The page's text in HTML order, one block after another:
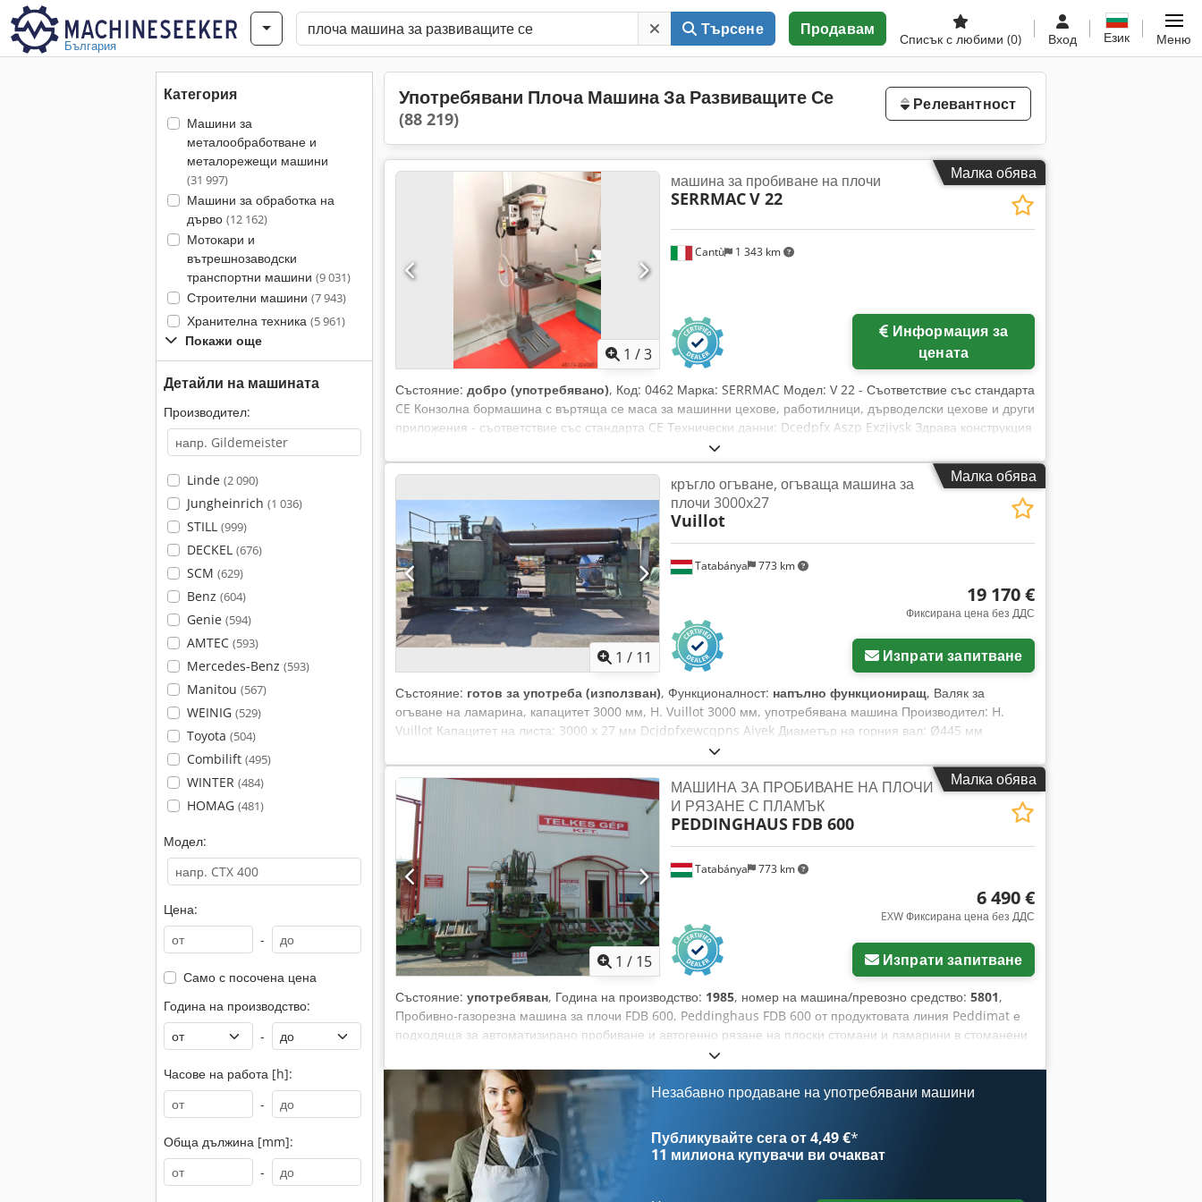
България
Търсене Продавам
Списък с любими (0) Вход Език Меню
Категория
Машини за
металообработване и
металорежещи машини
(31 997)
Машини за обработка на
дърво (12 162)
Мотокари и
вътрешнозаводски
транспортни машини (9 031)
Строителни машини (7 943)
Хранителна техника (5 961)
Покажи още
Детайли на машината
Производител:
Linde (2 090)
Jungheinrich (1 036)
STILL (999)
DECKEL (676)
SCM (629)
Benz (604)
Genie (594)
AMTEC (593)
Mercedes-Benz (593)
Manitou (567)
WEINIG (529)
Toyota (504)
Combilift (495)
WINTER (484)
HOMAG (481)
Модел:
Цена:
-
Само с посочена цена
Година на производство:
-
Часове на работа [h]:
-
Обща дължина [mm]:
-
Употребявани Плоча Машина За Развиващите Се
(88 219)
Релевантност
Малка обява
1 /3
Cantù 1 343 km
машина за пробиване на плочи
SERRMACV 22
цената
Състояние: добро (употребявано), Код: 0462 Марка: SERRMAC Модел: V 22 - Съответствие със стандарта
CE Конзолна бормашина с въртяща се маса за машинни цехове, работилници, дърводелски цехове и други
приложения - съответствие със стандарта CE Технически данни: Dcedpfx Aszp Exzjiysk Здрава конструкция
Капацитет на пробиване в стомана: диаметър 22 мм Конус на шпиндела: cm2 Ход на шпиндела: 90 мм
Диаметър на колоната: 98 мм Разстояние от колоната до центъра на шпиндела: 201 мм Размери на
масата: 350 x 250 мм Скорост на шпиндела: 255/380/420/560/630/660/950/990/1090/2380/2590/3850 об./
мин Мощност на мотора: 0,55 Kw Габаритни размери: 400 x 750 x 1700 мм (в) Тегло: 170 кг
Малка обява
1 / 11
Tatabánya 773 km
кръгло огъване, огъваща машина за
плочи 3000x27
Vuillot
19 170 €
Фиксирана цена без ДДС
Изпрати запитване
Състояние: готов за употреба (използван), Функционалност: напълно функциониращ, Валяк за
огъване на ламарина, капацитет 3000 мм, H. Vuillot 3000 мм, употребявана машина Производител: H.
Vuillot Капацитет на листа: 3000 x 27 мм Dcjdpfxewcqpns Aiyek Диаметър на горния вал: Ø445 мм
Диаметър на долния вал: Ø330 мм Година на производство: 1972
Малка обява
1 / 15
Tatabánya 773 km
МАШИНА ЗА ПРОБИВАНЕ НА ПЛОЧИ
И РЯЗАНЕ С ПЛАМЪК
PEDDINGHAUS FDB 600
6 490 €
EXW Фиксирана цена без ДДС
Изпрати запитване
Състояние: употребяван, Година на производство: 1985, номер на машина/превозно средство: 5801,
Пробивно-газорезна машина за плочи FDB 600, Peddinghaus FDB 600 от продуктовата линия Peddimat е
подходяща за автоматизирано пробиване и автогенно рязане на плоски стомани и ламарини в стоманени
конструкции. CNC управление: SIEMENS SINUMERIC Диаметър на пробиване: мин. ø 8 мм, макс. ø 40 мм, с
вътрешна система за охлаждане при пробиване Брой пробивни агрегати: 3 бр. Режеща система: автогенна
горелка Dsdpfx Aijibq Itoysck Обща инсталирана мощност: 30 kW Максимални размери на детайла: 600 x
50 x 6000 мм Минимални размери на материала: 80 x 8 мм Дебелина на ламарината – мин.: 6 мм
Дебелина на ламарината – макс.: 50 мм Габаритни размери на машината (приблизително): 2,4 x 2,4 x 2,8 м
Подавaща ролкова конвейерна линия: 6 м Изходяща ролкова конвейерна линия: 1 м Тегло на машината
(приблизително): 6,5 т
Незабавно продаване на употребявани машини
Публикувайте сега от 4,49 €*
11 милиона купувачи ви очакват